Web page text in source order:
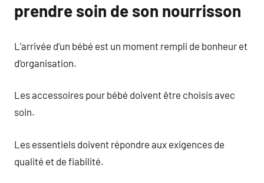
prendre soin de son nourrisson
L’arrivée d’un bébé est un moment rempli de bonheur et
d’organisation.
Les accessoires pour bébé doivent être choisis avec
soin.
Les essentiels doivent répondre aux exigences de
qualité et de fiabilité.